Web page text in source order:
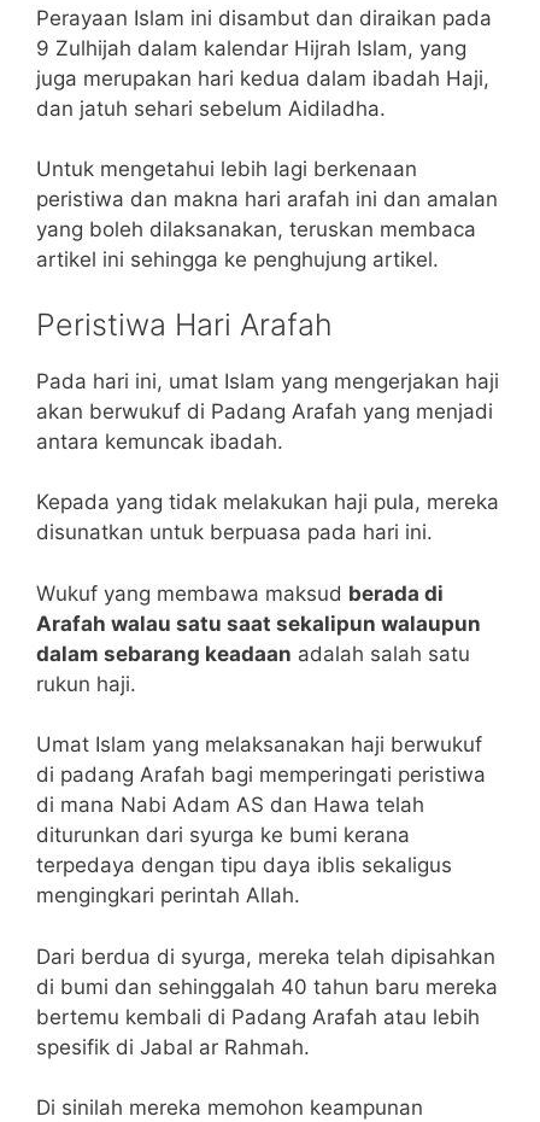
Perayaan Islam ini disambut dan diraikan pada
9 Zulhijah dalam kalendar Hijrah Islam, yang
juga merupakan hari kedua dalam ibadah Haji,
dan jatuh sehari sebelum Aidiladha.
Untuk mengetahui lebih lagi berkenaan
peristiwa dan makna hari arafah ini dan amalan
yang boleh dilaksanakan, teruskan membaca
artikel ini sehingga ke penghujung artikel.
Peristiwa Hari Arafah
Pada hari ini, umat Islam yang mengerjakan haji
akan berwukuf di Padang Arafah yang menjadi
antara kemuncak ibadah.
Kepada yang tidak melakukan haji pula, mereka
disunatkan untuk berpuasa pada hari ini.
Wukuf yang membawa maksud berada di
Arafah walau satu saat sekalipun walaupun
dalam sebarang keadaan adalah salah satu
rukun haji.
Umat Islam yang melaksanakan haji berwukuf
di padang Arafah bagi memperingati peristiwa
di mana Nabi Adam AS dan Hawa telah
diturunkan dari syurga ke bumi kerana
terpedaya dengan tipu daya iblis sekaligus
mengingkari perintah Allah.
Dari berdua di syurga, mereka telah dipisahkan
di bumi dan sehinggalah 40 tahun baru mereka
bertemu kembali di Padang Arafah atau lebih
spesifik di Jabal ar Rahmah.
Di sinilah mereka memohon keampunan